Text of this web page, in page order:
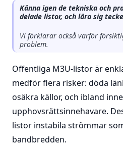
Känna igen de tekniska och
delade listor, och lära sig
Vi förklarar också varför
problem.
Offentliga M3U-listor är
medför flera risker: döda
osäkra källor, och ibland
upphovsrättsinnehavare.
listor instabila strömmar
bandbredden.